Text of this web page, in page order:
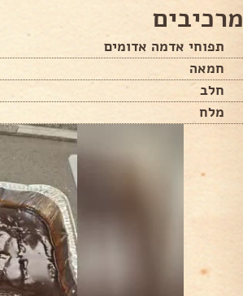
מרכיבים
תפוחי אדמה אדומים
חמאה
חלב
מלח